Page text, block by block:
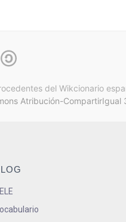
del Wikcionario
Atribución-CompartirIgual